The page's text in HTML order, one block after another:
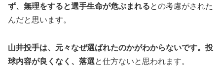
ず、無理をすると選手生命が危ぶまれるとの考慮がされた
んだと思います。
山井投手は、元々なぜ選ばれたのかがわからないです。投
球内容が良くなく、落選と仕方ないと思われます。